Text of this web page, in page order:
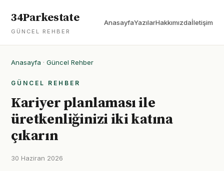
34Parkestate
GÜNCEL REHBER
AnasayfaYazılarHakkımızdaİletişim
Anasayfa · Güncel Rehber
GÜNCEL REHBER
Kariyer planlaması ile
üretkenliğinizi iki katına
çıkarın
30 Haziran 2026